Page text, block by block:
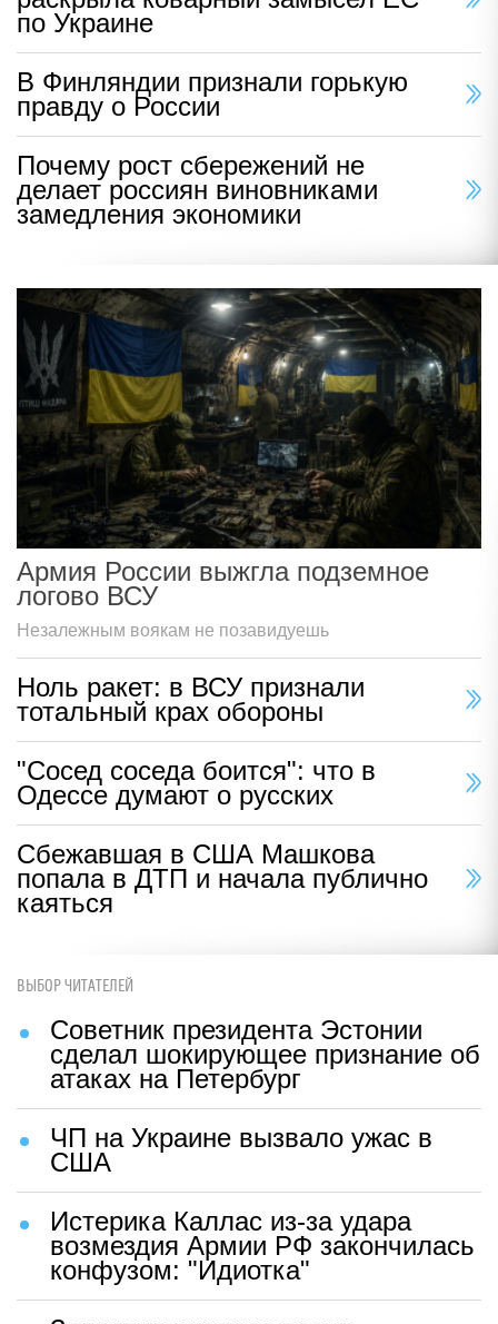
по Украине
В Финляндии признали горькую
правду о России
Почему рост сбережений не
делает россиян виновниками
замедления экономики
Армия России выжгла подземное
логово ВСУ
Незалежным воякам не позавидуешь
Ноль ракет: в ВСУ признали
тотальный крах обороны
"Сосед соседа боится": что в
Одессе думают о русских
Сбежавшая в США Машкова
попала в ДТП и начала публично
каяться
ВЫБОР ЧИТАТЕЛЕЙ
Советник президента Эстонии
сделал шокирующее признание об
атаках на Петербург
ЧП на Украине вызвало ужас в
США
Истерика Каллас из-за удара
возмездия Армии РФ закончилась
конфузом: "Идиотка"